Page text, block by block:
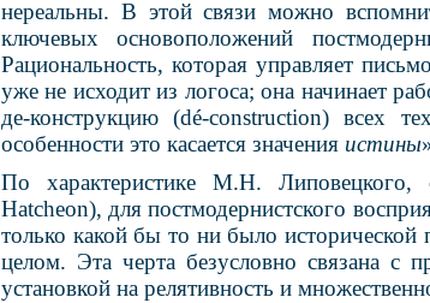
нереальны. В этой связи можно
ключевых основоположений
Рациональность, которая управляет
уже не исходит из логоса; она начинает
де-конструкцию (dé-construction) всех
особенности это касается значения истины
По характеристике М.Н.
Hatcheon), для постмодернистского
только какой бы то ни было исторической
целом. Эта черта безусловно связана с
установкой на релятивность и